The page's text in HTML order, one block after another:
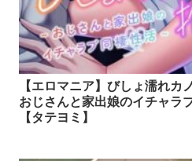
【エロマニア】びしょ濡れカ
おじさんと家出娘のイチャラ
【タテヨミ】